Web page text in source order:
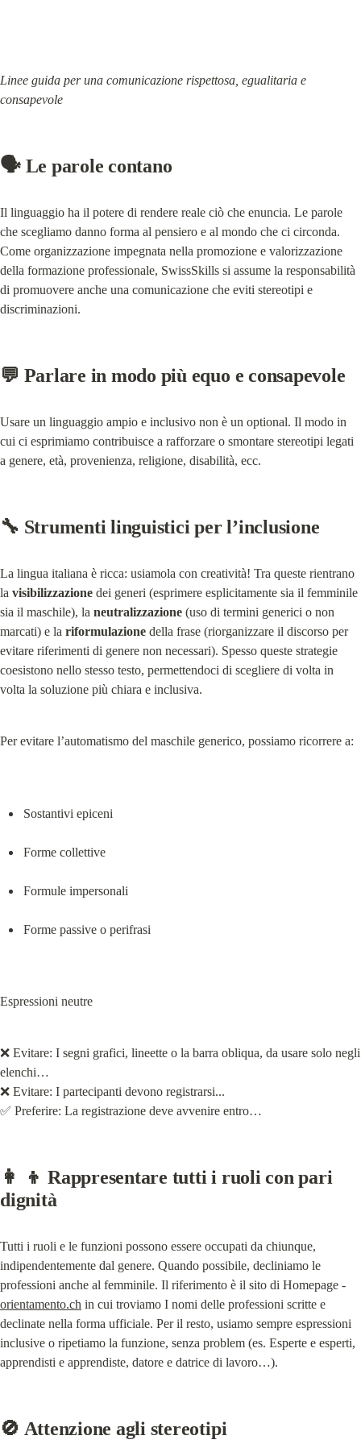
Linee guida per una comunicazione rispettosa, egualitaria e
consapevole
🗣️ Le parole contano
Il linguaggio ha il potere di rendere reale ciò che enuncia. Le parole
che scegliamo danno forma al pensiero e al mondo che ci circonda.
Come organizzazione impegnata nella promozione e valorizzazione
della formazione professionale, SwissSkills si assume la responsabilità
di promuovere anche una comunicazione che eviti stereotipi e
discriminazioni.
💬 Parlare in modo più equo e consapevole
Usare un linguaggio ampio e inclusivo non è un optional. Il modo in
cui ci esprimiamo contribuisce a rafforzare o smontare stereotipi legati
a genere, età, provenienza, religione, disabilità, ecc.
🔧 Strumenti linguistici per l’inclusione
La lingua italiana è ricca: usiamola con creatività! Tra queste rientrano
la visibilizzazione dei generi (esprimere esplicitamente sia il femminile
sia il maschile), la neutralizzazione (uso di termini generici o non
marcati) e la riformulazione della frase (riorganizzare il discorso per
evitare riferimenti di genere non necessari). Spesso queste strategie
coesistono nello stesso testo, permettendoci di scegliere di volta in
volta la soluzione più chiara e inclusiva.
Per evitare l’automatismo del maschile generico, possiamo ricorrere a:
Sostantivi epiceni
Forme collettive
Formule impersonali
Forme passive o perifrasi
Espressioni neutre
❌ Evitare: I segni grafici, lineette o la barra obliqua, da usare solo negli
elenchi…
❌ Evitare: I partecipanti devono registrarsi...
✅ Preferire: La registrazione deve avvenire entro…
👩 👦 Rappresentare tutti i ruoli con pari
dignità
Tutti i ruoli e le funzioni possono essere occupati da chiunque,
indipendentemente dal genere. Quando possibile, decliniamo le
orientamento.ch in cui troviamo I nomi delle professioni scritte e
declinate nella forma ufficiale. Per il resto, usiamo sempre espressioni
inclusive o ripetiamo la funzione, senza problem (es. Esperte e esperti,
apprendisti e apprendiste, datore e datrice di lavoro…).
🚫 Attenzione agli stereotipi